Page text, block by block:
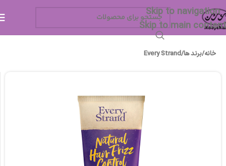
Skip to navigation
Skip to main content
خانه/برند ها/
Every Strand